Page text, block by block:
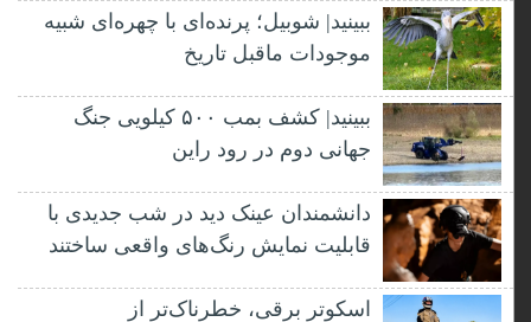
ببینید| شوبیل؛ پرنده‌ای با چهره‌ای شبیه
موجودات ماقبل تاریخ
ببینید| کشف بمب ۵۰۰ کیلویی جنگ
جهانی دوم در رود راین
دانشمندان عینک دید در شب جدیدی با
قابلیت نمایش رنگ‌های واقعی ساختند
اسکوتر برقی، خطرناک‌تر از